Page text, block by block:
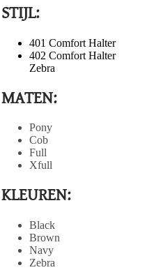
STIJL:
401 Comfort Halter
402 Comfort Halter
Zebra
MATEN:
Pony
​Cob
Full
​Xfull
KLEUREN:
Black
Brown
Navy
Zebra